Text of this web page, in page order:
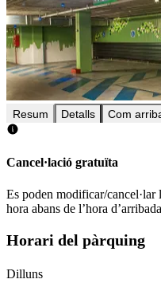
Resum Detalls Com
Cancel·lació gratuïta
Es poden modificar/cancel·lar
hora abans de l’hora
Horari del pàrquing
Dilluns